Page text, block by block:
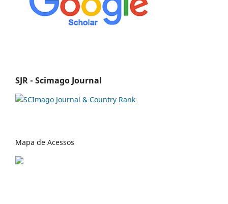
SJR - Scimago Journal
Mapa de Acessos